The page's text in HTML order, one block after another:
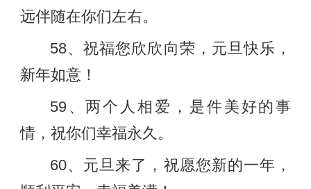
远伴随在你们左右。
58、祝福您欣欣向荣，元旦快乐，
新年如意！
59、两个人相爱，是件美好的事
情，祝你们幸福永久。
60、元旦来了，祝愿您新的一年，